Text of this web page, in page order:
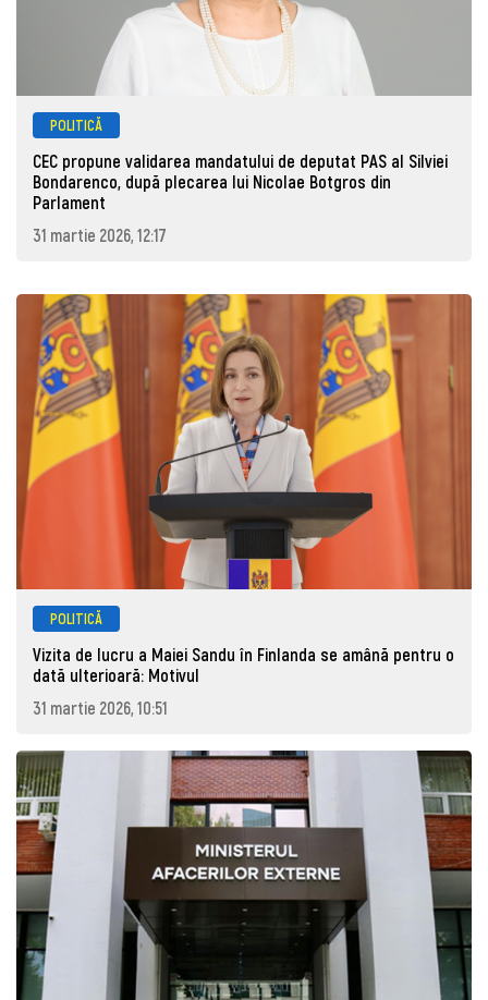
POLITICĂ
CEC propune validarea mandatului de deputat PAS al Silviei
Bondarenco, după plecarea lui Nicolae Botgros din
Parlament
31 martie 2026, 12:17
POLITICĂ
Vizita de lucru a Maiei Sandu în Finlanda se amână pentru o
dată ulterioară: Motivul
31 martie 2026, 10:51